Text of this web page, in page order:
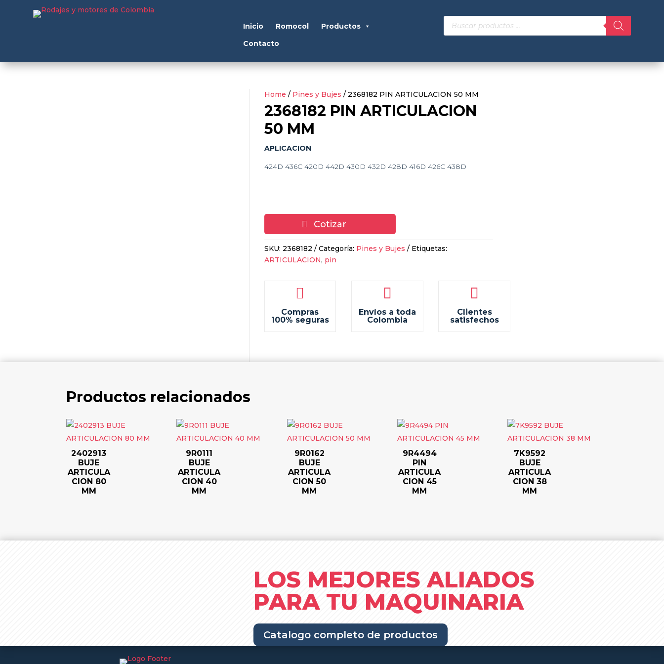
Inicio Romocol
Productos
Contacto
Búsqueda
productos
Home / Pines y Bujes / 2368182 PIN ARTICULACION 50 MM
2368182 PIN ARTICULACION
50 MM
APLICACION
424D 436C 420D 442D 430D 432D 428D 416D 426C 438D
Cotizar
SKU: 2368182 Categoría: Pines y Bujes
Etiquetas:
ARTICULACION, pin

Compras
100% seguras

Envíos a toda
Colombia

Clientes
satisfechos
Productos relacionados
2402913
BUJE
ARTICULA
CION 80
MM
9R0111
BUJE
ARTICULA
CION 40
MM
9R0162
BUJE
ARTICULA
CION 50
MM
9R4494
PIN
ARTICULA
CION 45
MM
7K9592
BUJE
ARTICULA
CION 38
MM
LOS MEJORES ALIADOS
PARA TU MAQUINARIA
Catalogo completo de productos